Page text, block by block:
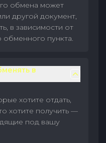
обмена может
другой документ,
в зависимости от
пункта.
в
хотите отдать,
хотите получить —
под вашу